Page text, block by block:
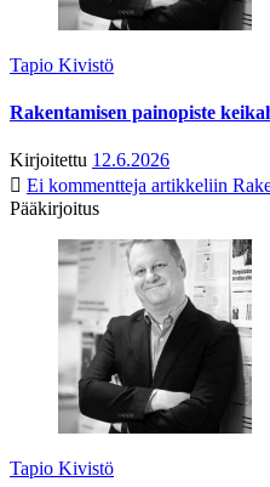
Tapio Kivistö
Rakentamisen painopiste
Kirjoitettu 12.6.2026
Ei kommentteja artikkeliin
Pääkirjoitus
Tapio Kivistö